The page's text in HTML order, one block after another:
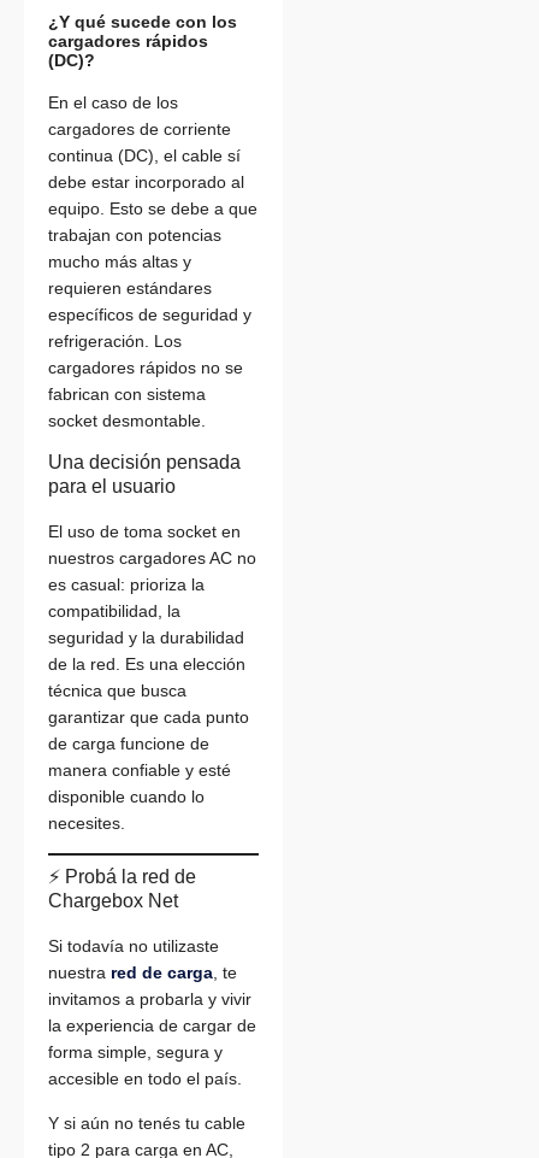
¿Y qué sucede con los
cargadores rápidos
(DC)?
En el caso de los
cargadores de corriente
continua (DC), el cable sí
debe estar incorporado al
equipo. Esto se debe a que
trabajan con potencias
mucho más altas y
requieren estándares
específicos de seguridad y
refrigeración. Los
cargadores rápidos no se
fabrican con sistema
socket desmontable.
Una decisión pensada
para el usuario
El uso de toma socket en
nuestros cargadores AC no
es casual: prioriza la
compatibilidad, la
seguridad y la durabilidad
de la red. Es una elección
técnica que busca
garantizar que cada punto
de carga funcione de
manera confiable y esté
disponible cuando lo
necesites.
⚡ Probá la red de
Chargebox Net
Si todavía no utilizaste
nuestra red de carga, te
invitamos a probarla y vivir
la experiencia de cargar de
forma simple, segura y
accesible en todo el país.
Y si aún no tenés tu cable
tipo 2 para carga en AC,